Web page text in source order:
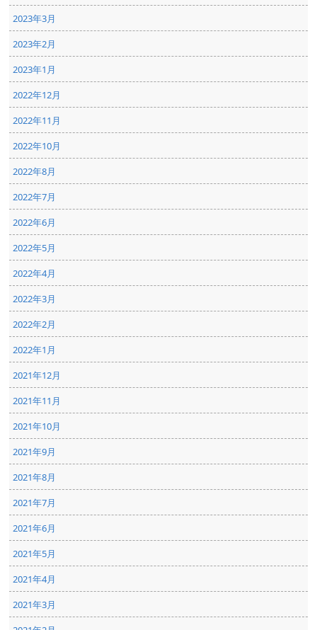
2023年3月
2023年2月
2023年1月
2022年12月
2022年11月
2022年10月
2022年8月
2022年7月
2022年6月
2022年5月
2022年4月
2022年3月
2022年2月
2022年1月
2021年12月
2021年11月
2021年10月
2021年9月
2021年8月
2021年7月
2021年6月
2021年5月
2021年4月
2021年3月